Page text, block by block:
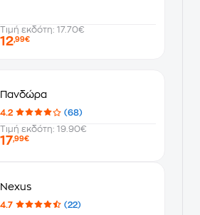
Τιμή εκδότη: 17.70€
12,99€
Πανδώρα
4.2
(68)
Τιμή εκδότη: 19.90€
17,99€
Nexus
4.7
(22)